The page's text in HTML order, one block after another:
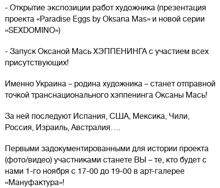
- Открытие экспозиции работ художника (презентация
проекта «Paradise Eggs by Oksana Mas» и новой серии
«SEXDOMINO»)
- Запуск Оксаной Мась ХЭППЕНИНГА с участием всех
присутствующих!
Именно Украина – родина художника – станет отправной
точкой транснационального хэппенинга Оксаны Мась!
За ней последуют Испания, США, Мексика, Чили,
Россия, Израиль, Австралия….
Первыми задокументированными для истории проекта
(фото/видео) участниками станете ВЫ – те, кто будет с
нами 1-го ноября с 17-00 до 19-00 в арт-галерее
«Мануфактура»!